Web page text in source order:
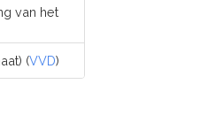
van het
(VVD)